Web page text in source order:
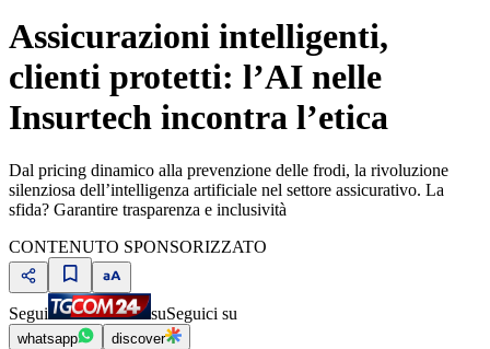
Assicurazioni intelligenti,
clienti protetti: l’AI nelle
Insurtech incontra l’etica
Dal pricing dinamico alla prevenzione delle frodi, la rivoluzione
silenziosa dell’intelligenza artificiale nel settore assicurativo. La
sfida? Garantire trasparenza e inclusività
CONTENUTO SPONSORIZZATO
Segui suSeguici su
whatsapp discover